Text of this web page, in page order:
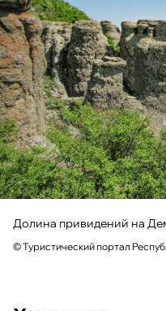
Долина привидений на
© Туристический портал